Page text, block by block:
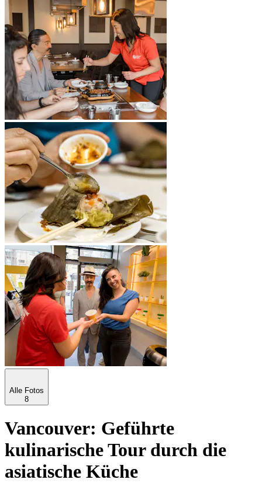
Alle Fotos
8
Vancouver: Geführte
kulinarische Tour durch die
asiatische Küche